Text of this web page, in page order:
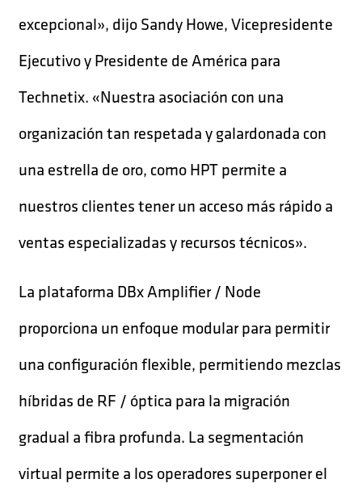
excepcional», dijo Sandy Howe, Vicepresidente
Ejecutivo y Presidente de América para
Technetix. «Nuestra asociación con una
organización tan respetada y galardonada con
una estrella de oro, como HPT permite a
nuestros clientes tener un acceso más rápido a
ventas especializadas y recursos técnicos».
La plataforma DBx Amplifier / Node
proporciona un enfoque modular para permitir
una configuración flexible, permitiendo mezclas
híbridas de RF / óptica para la migración
gradual a fibra profunda. La segmentación
virtual permite a los operadores superponer el